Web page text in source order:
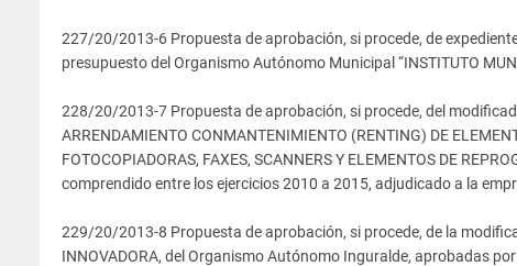
227/20/2013-6 Propuesta de aprobación, si procede, de
presupuesto del Organismo Autónomo Municipal “INSTITUTO
228/20/2013-7 Propuesta de aprobación, si procede, del
ARRENDAMIENTO CONMANTENIMIENTO (RENTING) DE
FOTOCOPIADORAS, FAXES, SCANNERS Y ELEMENTOS DE
comprendido entre los ejercicios 2010 a 2015, adjudicado a la
229/20/2013-8 Propuesta de aprobación, si procede, de la
INNOVADORA, del Organismo Autónomo Inguralde, aprobadas